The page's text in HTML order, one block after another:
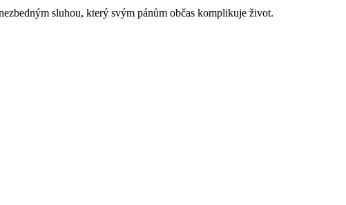
sluhou, který svým pánům občas komplikuje život.